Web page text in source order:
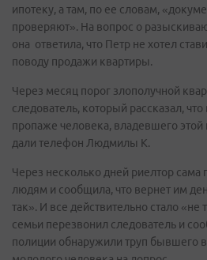
ипотеку, а там, по ее словам,
проверяют». На вопрос о
она ответила, что Петр не хотел
поводу продажи квартиры.
Через месяц порог злополучной
следователь, который рассказал,
пропаже человека, владевшего
дали телефон Людмилы К.
Через несколько дней риелтор
людям и сообщила, что вернет им
так». И все действительно стало «не
семьи перезвонил следователь и
полиции обнаружили труп бывшего